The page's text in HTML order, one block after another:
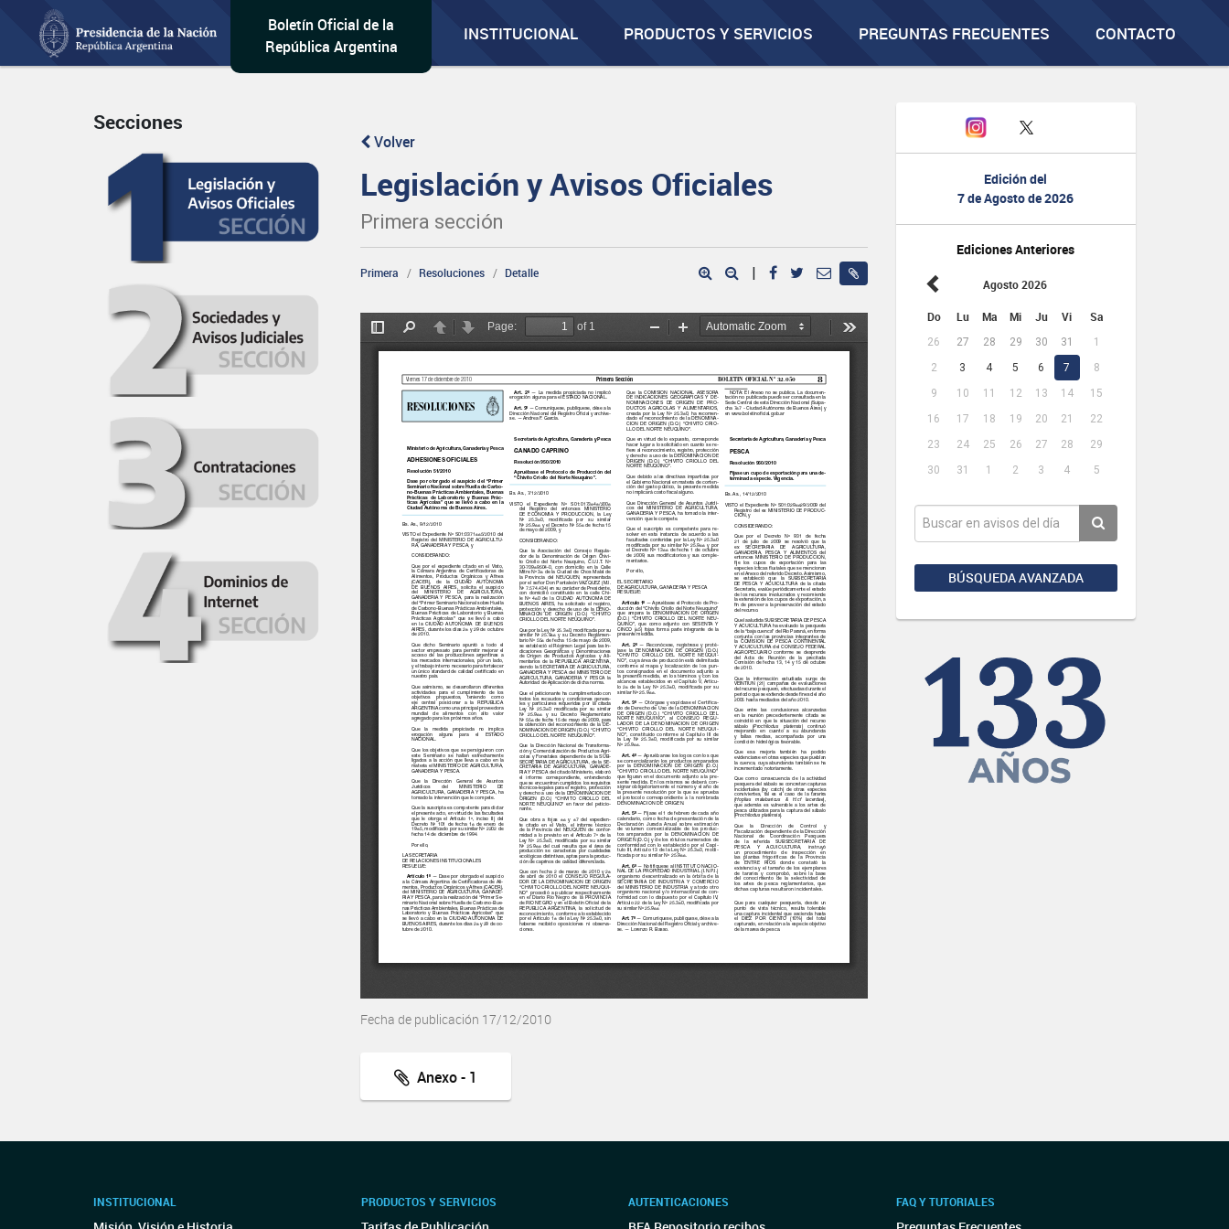
Boletín Oficial de la
República Argentina
INSTITUCIONAL PRODUCTOS Y SERVICIOS PREGUNTAS FRECUENTES CONTACTO
Edición del
7 de Agosto de 2026
Ediciones Anteriores
Agosto 2026
Do Lu Ma Mi Ju Vi Sa
26 27 28 29 30 31
1
2
3 4 5 6 7
8
9
10 11 12 13 14
15
16
17 18 19 20 21
22
23
24 25 26 27 28
29
30
31 1 2 3 4 5
BÚSQUEDA AVANZADA
Secciones
Volver
Legislación y Avisos Oficiales
Primera sección
Primera Resoluciones Detalle |
Fecha de publicación 17/12/2010
Anexo - 1
INSTITUCIONAL PRODUCTOS Y SERVICIOS AUTENTICACIONES FAQ Y TUTORIALES